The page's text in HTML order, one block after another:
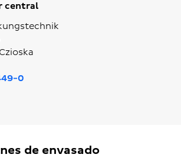
central
0
de envasado